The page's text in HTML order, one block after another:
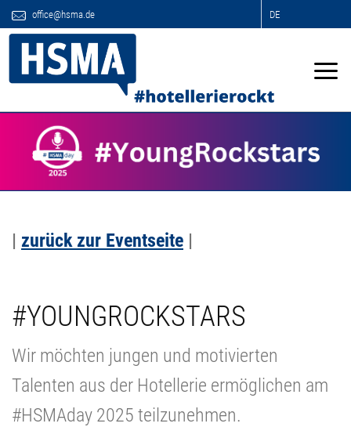
office@hsma.de DE
| zurück zur Eventseite |
#YOUNGROCKSTARS
Wir möchten jungen und motivierten
Talenten aus der Hotellerie ermöglichen am
#HSMAday 2025 teilzunehmen.